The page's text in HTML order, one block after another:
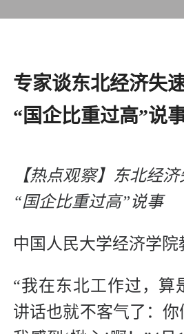
专家谈东北经济失
“国企比重过高”说
【热点观察】东北经
“国企比重过高”说事
中国人民大学经济学院
“我在东北工作过，算
讲话也就不客气了：